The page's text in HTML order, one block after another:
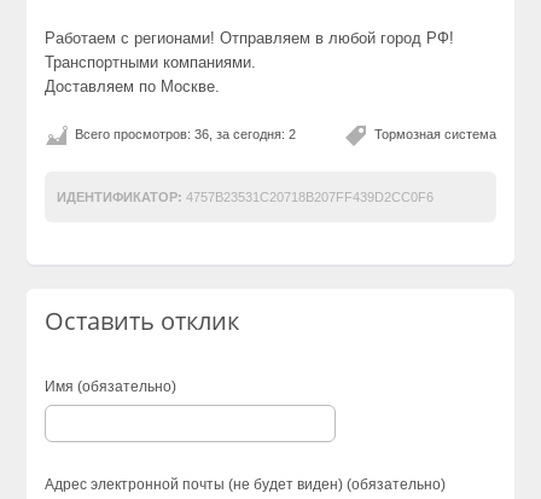
Работаем с регионами! Отправляем в любой город РФ!
Транспортными компаниями.
Доставляем по Москве.
Тормозная система
Всего просмотров: 36, за сегодня: 2
ИДЕНТИФИКАТОР: 4757B23531C20718B207FF439D2CC0F6
Оставить отклик
Имя (обязательно)
Адрес электронной почты (не будет виден) (обязательно)